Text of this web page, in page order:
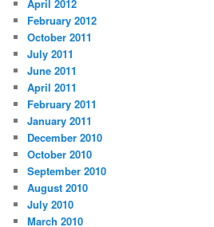
April 2012
February 2012
October 2011
July 2011
June 2011
April 2011
February 2011
January 2011
December 2010
October 2010
September 2010
August 2010
July 2010
March 2010